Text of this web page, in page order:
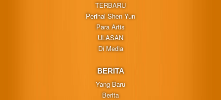
TERBARU
Perihal Shen Yun
Para Artis
ULASAN
Di Media
BERITA
Yang Baru
Berita